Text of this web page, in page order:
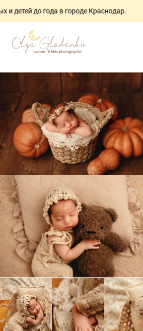
до года в городе Краснодар.